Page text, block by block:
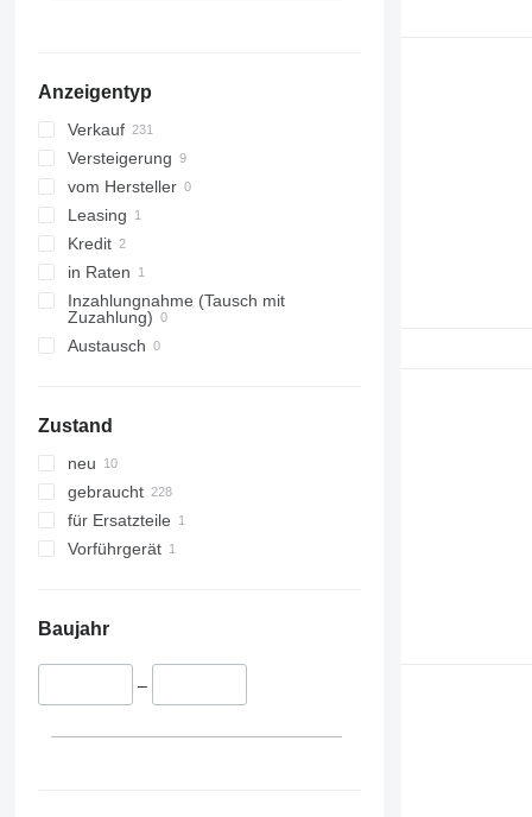
Anzeigentyp
Verkauf
Versteigerung
vom Hersteller
Leasing
Kredit
in Raten
Inzahlungnahme (Tausch mit
Zuzahlung)
Austausch
Zustand
neu
gebraucht
für Ersatzteile
Vorführgerät
Baujahr
–